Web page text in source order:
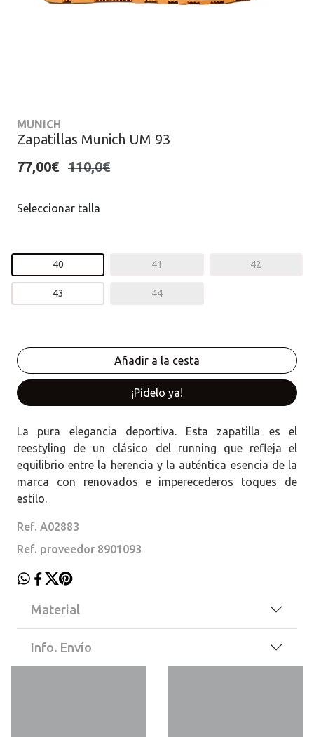
MUNICH
Zapatillas Munich UM 93
77,00€ 110,0€
Seleccionar talla
40 41 42
43 44
¡Pídelo ya!
La pura elegancia deportiva. Esta zapatilla es el
reestyling de un clásico del running que refleja el
equilibrio entre la herencia y la auténtica esencia de la
marca con renovados e imperecederos toques de
estilo.
Ref. A02883
Ref. proveedor 8901093
Material
Info. Envío